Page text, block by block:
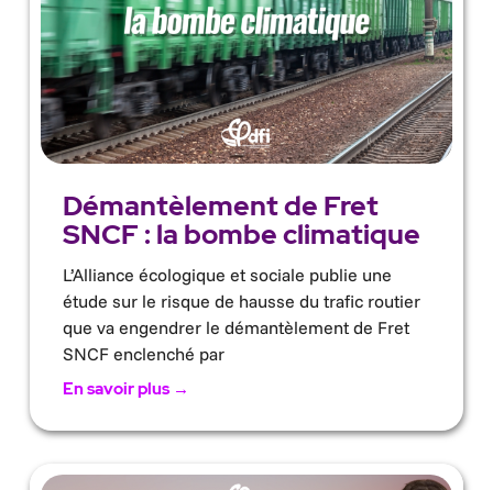
Démantèlement de Fret
SNCF : la bombe climatique
L’Alliance écologique et sociale publie une
étude sur le risque de hausse du trafic routier
que va engendrer le démantèlement de Fret
SNCF enclenché par
En savoir plus →